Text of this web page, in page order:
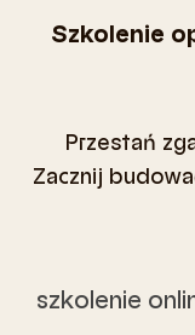
Szkolenie
Przestań
Zacznij
szkolenie